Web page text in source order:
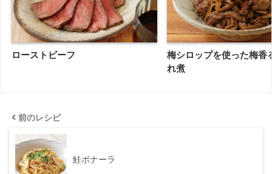
ローストビーフ
梅シロップを使った梅香
れ煮
前のレシピ
鮭ボナーラ